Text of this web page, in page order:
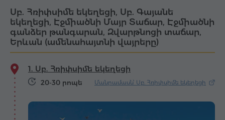
Սբ. Հռիփսիմե եկեղեցի, Սբ. Գայանե
եկեղեցի, Էջմիածնի Մայր Տաճար, Էջմիածնի
գանձեր թանգարան, Զվարթնոցի տաճար,
Երևան (ամենահայտնի վայրերը)
1. Սբ. Հռիփսիմե եկեղեցի
20-30 րոպե Մանրամասն՝ Սբ. Հռիփսիմե եկեղեցի